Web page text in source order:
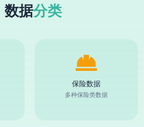
数据分类
保险数据
多种保险类数据